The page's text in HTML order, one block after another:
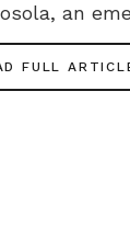
an
FULL